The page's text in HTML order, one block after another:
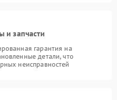
и запчасти
гарантия на
детали, что
неисправностей